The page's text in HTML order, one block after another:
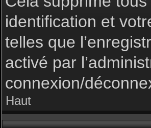
identification et
telles que
activé par
connexion/
Haut